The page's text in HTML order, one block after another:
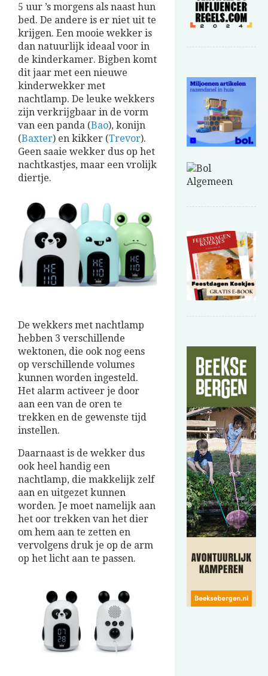
5 uur ’s morgens als naast hun
bed. De andere is er niet uit te
krijgen. Een mooie wekker is
dan natuurlijk ideaal voor in
de kinderkamer. Bigben komt
dit jaar met een nieuwe
kinderwekker met
nachtlamp. De leuke wekkers
zijn verkrijgbaar in de vorm
van een panda (Bao), konijn
(Baxter) en kikker (Trevor).
Geen saaie wekker dus op het
nachtkastjes, maar een vrolijk
diertje.
De wekkers met nachtlamp
hebben 3 verschillende
wektonen, die ook nog eens
op verschillende volumes
kunnen worden ingesteld.
Het alarm activeer je door
aan een van de oren te
trekken en de gewenste tijd
instellen.
Daarnaast is de wekker dus
ook heel handig een
nachtlamp, die makkelijk zelf
aan en uitgezet kunnen
worden. Je moet namelijk aan
het oor trekken van het dier
om hem aan te zetten en
vervolgens druk je op de arm
op het licht aan te passen.